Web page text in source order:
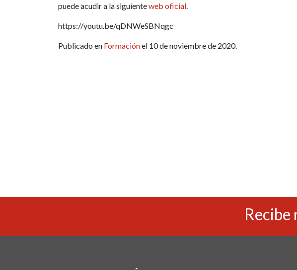
puede acudir a la siguienteweb oficial
https://youtu.be/qDNWeSBNqgc
Publicado en Formaciónel 10 de noviembre de 2020.